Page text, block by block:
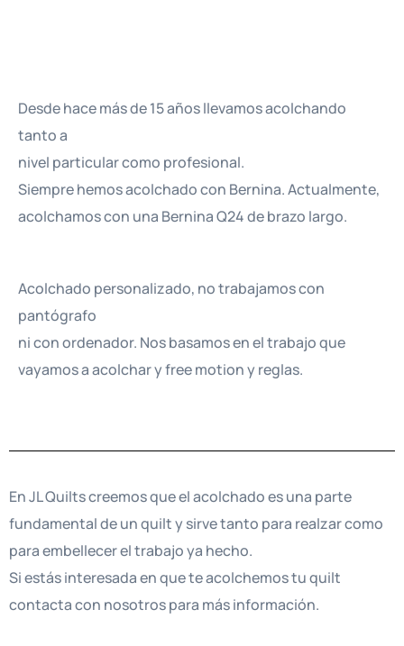
Desde hace más de 15 años llevamos acolchando
tanto a
nivel particular como profesional.
Siempre hemos acolchado con Bernina. Actualmente,
acolchamos con una Bernina Q24 de brazo largo.
Acolchado personalizado, no trabajamos con
pantógrafo
ni con ordenador. Nos basamos en el trabajo que
vayamos a acolchar y free motion y reglas.
En JL Quilts creemos que el acolchado es una parte
fundamental de un quilt y sirve tanto para realzar como
para embellecer el trabajo ya hecho.
Si estás interesada en que te acolchemos tu quilt
contacta con nosotros para más información.